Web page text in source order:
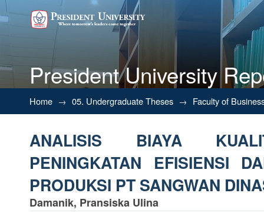
President University
ANALISIS BIAYA
Home → 05. Undergraduate Theses → Faculty of
ANALISIS BIAYA
PENINGKATAN EFISIENSI
PRODUKSI PT SANGWAN
Damanik, Pransiska Ulina